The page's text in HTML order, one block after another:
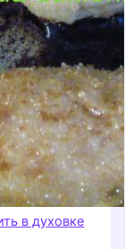
в духовке